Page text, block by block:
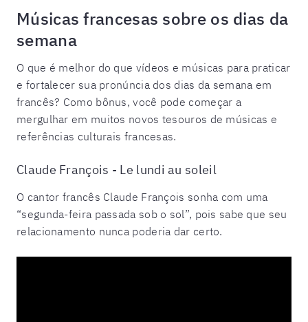
Músicas francesas sobre os dias da
semana
O que é melhor do que vídeos e músicas para praticar
e fortalecer sua pronúncia dos dias da semana em
francês? Como bônus, você pode começar a
mergulhar em muitos novos tesouros de músicas e
referências culturais francesas.
Claude François - Le lundi au soleil
O cantor francês Claude François sonha com uma
“segunda-feira passada sob o sol”, pois sabe que seu
relacionamento nunca poderia dar certo.